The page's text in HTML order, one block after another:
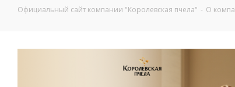
Официальный сайт компании "Королевская пчела" - О